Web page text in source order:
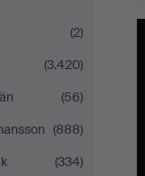
(2)
(3.420)
(56)
(888)
(334)